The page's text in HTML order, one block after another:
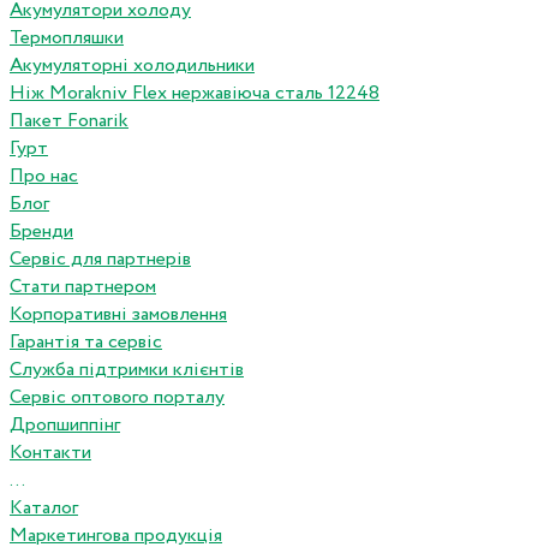
Акумулятори холоду
Термопляшки
Акумуляторні холодильники
Ніж Morakniv Flex нержавіюча сталь 12248
Пакет Fonarik
Гурт
Про нас
Блог
Бренди
Сервіс для партнерів
Стати партнером
Корпоративні замовлення
Гарантія та сервіс
Служба підтримки клієнтів
Сервіс оптового порталу
Дропшиппінг
Контакти
...
Каталог
Маркетингова продукція